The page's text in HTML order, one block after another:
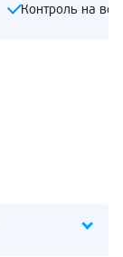
Контроль на